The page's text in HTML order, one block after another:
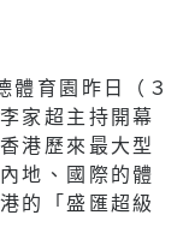
育園昨日（３
家超主持開幕
港歷來最大型
地、國際的體
的「盛匯超級